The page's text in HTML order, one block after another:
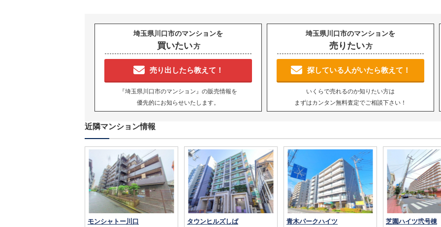
埼玉県川口市のマンションを
買いたい方
売り出したら教えて！
『埼玉県川口市のマンション』の販売情報を
優先的にお知らせいたします。
埼玉県川口市のマンションを
売りたい方
探している人がいたら教えて！
いくらで売れるのか知りたい方は
まずはカンタン無料査定でご相談下さい！
近隣マンション情報
モンシャトー川口 タウンヒルズしば 青木パークハイツ 芝園ハイツ弐号棟